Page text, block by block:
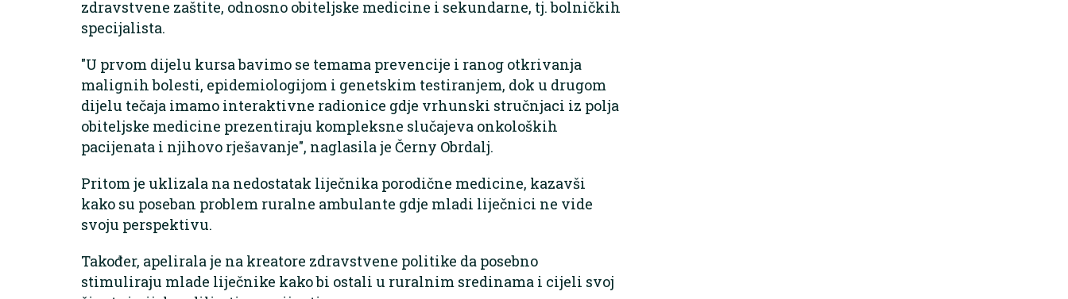
zdravstvene zaštite, odnosno obiteljske medicine i sekundarne, tj. bolničkih
specijalista.
"U prvom dijelu kursa bavimo se temama prevencije i ranog otkrivanja
malignih bolesti, epidemiologijom i genetskim testiranjem, dok u drugom
dijelu tečaja imamo interaktivne radionice gdje vrhunski stručnjaci iz polja
obiteljske medicine prezentiraju kompleksne slučajeva onkoloških
pacijenata i njihovo rješavanje", naglasila je Černy Obrdalj.
Pritom je uklizala na nedostatak liječnika porodične medicine, kazavši
kako su poseban problem ruralne ambulante gdje mladi liječnici ne vide
svoju perspektivu.
Također, apelirala je na kreatore zdravstvene politike da posebno
stimuliraju mlade liječnike kako bi ostali u ruralnim sredinama i cijeli svoj